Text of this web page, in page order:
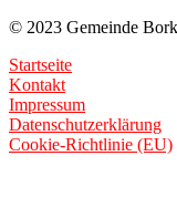
© 2023 Gemeinde
Startseite
Kontakt
Impressum
Datenschutzerklärung
Cookie-Richtlinie (EU)